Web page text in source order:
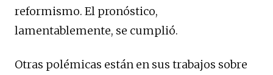
reformismo. El pronóstico,
lamentablemente, se cumplió.
Otras polémicas están en sus trabajos sobre